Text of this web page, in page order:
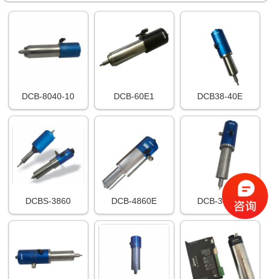
DCB-8040-10 DCB-60E1 DCB38-40E
DCBS-3860 DCB-4860E DCB-3840E